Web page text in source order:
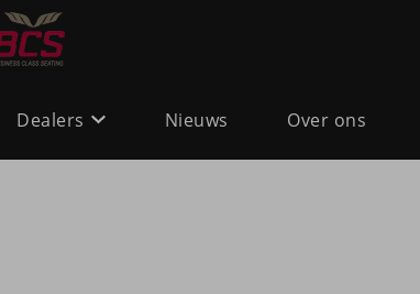
Dealers Nieuws Over ons